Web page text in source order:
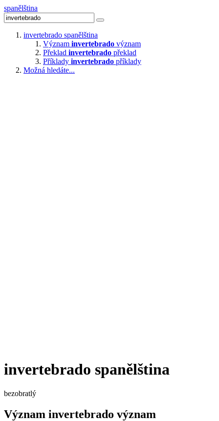
spanělština
invertebrado spanělština
Význam invertebrado význam
Překlad invertebrado překlad
Příklady invertebrado příklady
Možná hledáte...
invertebrado spanělština
bezobratlý
Význam invertebrado význam